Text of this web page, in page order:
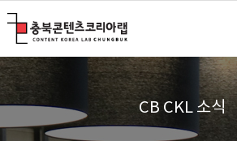
CB CKL 소식